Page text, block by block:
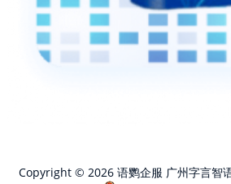
Copyright © 2026 语鹦企服 广州字言智